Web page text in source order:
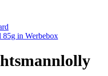
85g in Werbebox